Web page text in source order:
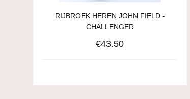
RIJBROEK HEREN JOHN FIELD -
CHALLENGER
€43.50